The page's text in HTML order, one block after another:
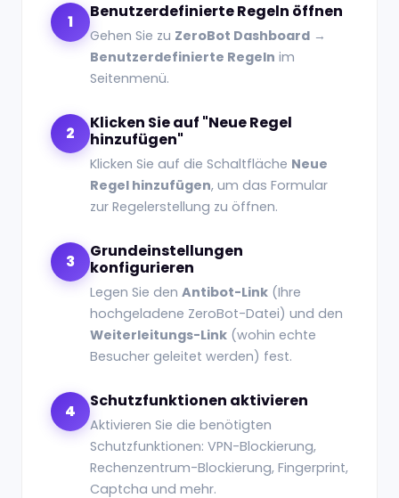
1
Benutzerdefinierte Regeln öffnen
Gehen Sie zu ZeroBot Dashboard →
Benutzerdefinierte Regeln im
Seitenmenü.
2
Klicken Sie auf "Neue Regel
hinzufügen"
Klicken Sie auf die Schaltfläche Neue
Regel hinzufügen, um das Formular
zur Regelerstellung zu öffnen.
3
Grundeinstellungen
konfigurieren
Legen Sie den Antibot-Link (Ihre
hochgeladene ZeroBot-Datei) und den
Weiterleitungs-Link (wohin echte
Besucher geleitet werden) fest.
4
Schutzfunktionen aktivieren
Aktivieren Sie die benötigten
Schutzfunktionen: VPN-Blockierung,
Rechenzentrum-Blockierung, Fingerprint,
Captcha und mehr.